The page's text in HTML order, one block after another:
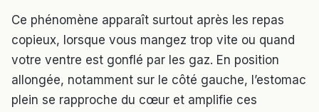
Ce phénomène apparaît surtout après les repas
copieux, lorsque vous mangez trop vite ou quand
votre ventre est gonflé par les gaz. En position
allongée, notamment sur le côté gauche, l’estomac
plein se rapproche du cœur et amplifie ces